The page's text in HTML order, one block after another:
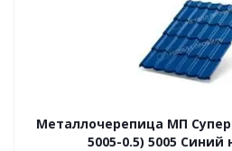
Металлочерепица МП
5005-0.5) 5005